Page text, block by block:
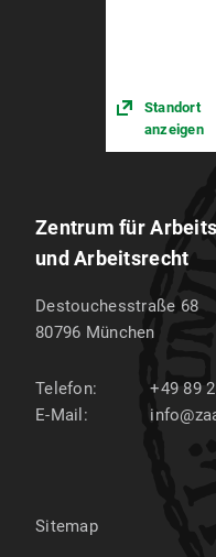
Standort
anzeigen
Zentrum für
und Arbeitsrecht
Destouchesstraße 68
80796 München
Telefon:
+49 89
E-Mail:
Sitemap